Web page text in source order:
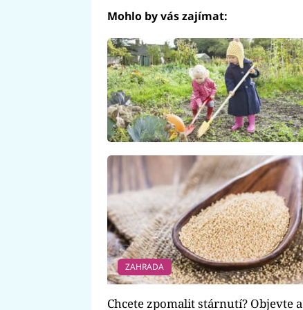
Mohlo by vás zajímat:
ZAHRADA
Chcete zpomalit stárnutí? Objevte a